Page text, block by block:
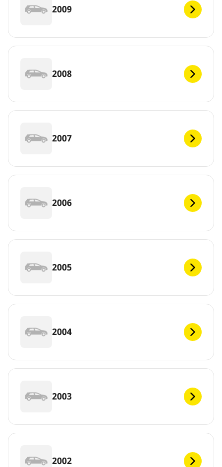
2009
2008
2007
2006
2005
2004
2003
2002